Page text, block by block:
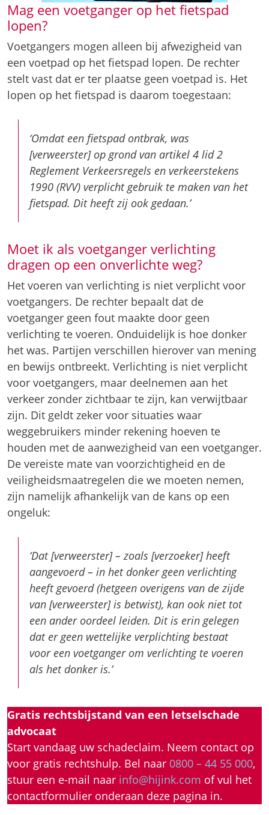
stelt vast dat er ter plaatse geen voetpad is. Het
lopen op het fietspad is daarom toegestaan:
‘Omdat een fietspad ontbrak, was
[verweerster] op grond van artikel 4 lid 2
Reglement Verkeersregels en verkeerstekens
Moet ik als voetganger verlichting
dragen op een onverlichte weg?
Het voeren van verlichting is niet verplicht voor
voetganger geen fout maakte door geen
verlichting te voeren. Onduidelijk is hoe donker
het was. Partijen verschillen hierover van mening
en bewijs ontbreekt. Verlichting is niet verplicht
voor voetgangers, maar deelnemen aan het
verkeer zonder zichtbaar te zijn, kan verwijtbaar
zijn. Dit geldt zeker voor situaties waar
weggebruikers minder rekening hoeven te
houden met de aanwezigheid van een voetganger.
De vereiste mate van voorzichtigheid en de
veiligheidsmaatregelen die we moeten nemen,
zijn namelijk afhankelijk van de kans op een
ongeluk:
‘Dat [verweerster] – zoals [verzoeker] heeft
aangevoerd – in het donker geen verlichting
heeft gevoerd (hetgeen overigens van de zijde
dat er geen wettelijke verplichting bestaat
voor een voetganger om verlichting te voeren
als het donker is.’
Gratis rechtsbijstand van een letselschade
advocaat
Start vandaag uw schadeclaim. Neem contact op
voor gratis rechtshulp. Bel naar
stuur een e-mail naarinfo@hijink.comof vul het
contactformulier onderaan deze pagina in.
Is aan rechterkant van het fietspad lopen
toegestaan?
Voetgangers zijn niet verplicht om aan een
bepaalde kant van de weg te lopen. De rechter